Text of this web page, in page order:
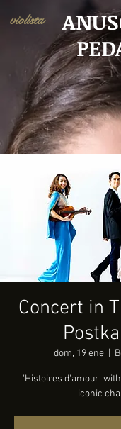
violista
Concert in
dom, 19 ene
'Histoires d'amour'
iconic